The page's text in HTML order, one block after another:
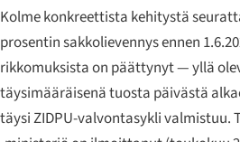
Kolme konkreettista kehitystä
prosentin sakkolievennys ennen
rikkomuksista on päättynyt — yllä
täysimääräisenä tuosta päivästä
täysi ZIDPU-valvontasykli valmistuu.